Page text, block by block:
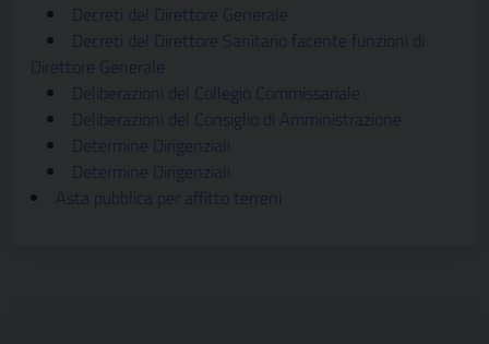
Decreti del Direttore Generale
Decreti del Direttore Sanitario facente funzioni di
Direttore Generale
Deliberazioni del Collegio Commissariale
Deliberazioni del Consiglio di Amministrazione
Determine Dirigenziali
Determine Dirigenziali
Asta pubblica per affitto terreni